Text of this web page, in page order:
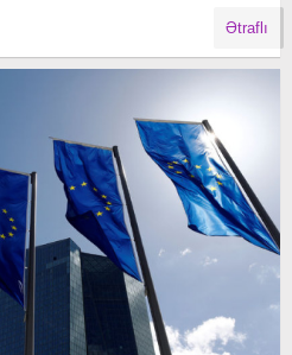
Ətraflı